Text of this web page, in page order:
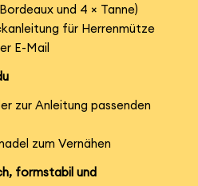
und 4 × Tanne)
für Herrenmütze
E-Mail
zur Anleitung passenden
zum Vernähen
formstabil und